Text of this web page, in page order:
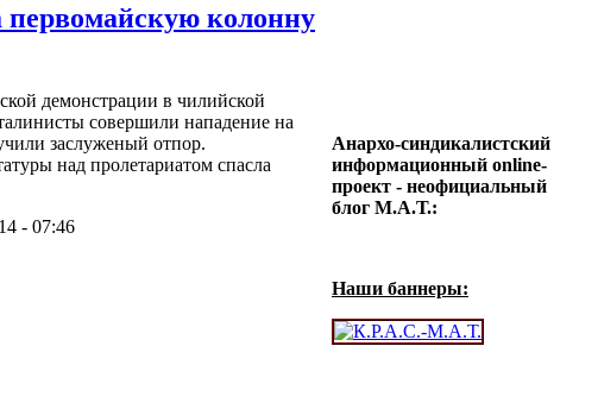
колонну
демонстрации в чилийской
совершили нападение на
заслуженый отпор.
над пролетариатом спасла
- 07:46
Анархо-синдикалистский
информационный online-
проект - неофициальный
блог М.А.Т.:
Наши баннеры: